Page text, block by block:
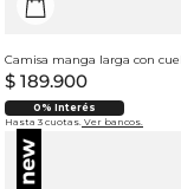
$ 189.900
0% Interés
Hasta 3 cuotas. Ver bancos.